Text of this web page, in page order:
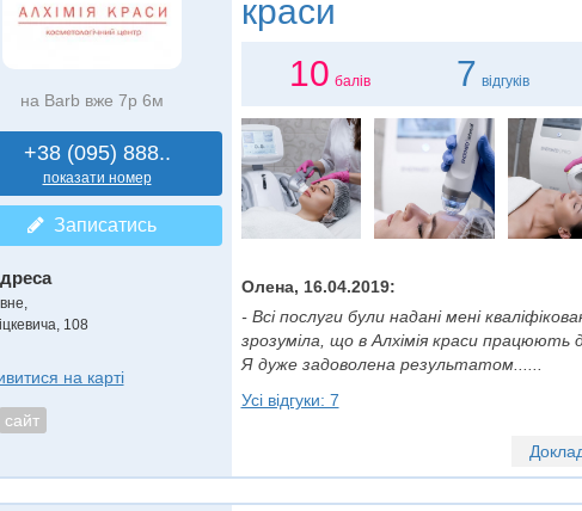
на Barb вже 7р 6м
+38 (095) 888..
показати номер
Записатись
108
на карті
сайт
краси
10 балів 7 відгуків
Олена, 16.04.2019:
- Всі послуги були надані мені
зрозуміла, що в Алхімія краси працюють
Я дуже задоволена результатом......
Усі відгуки: 7